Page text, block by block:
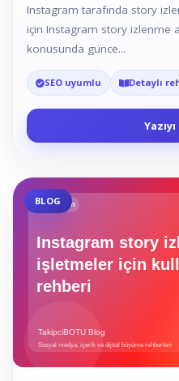
Instagram tarafında story
için Instagram story izlenme
konusunda günce...
SEO uyumlu Detaylı
BLOG